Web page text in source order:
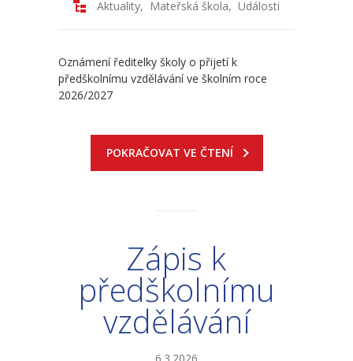
-- Školní řád MŠ
-- Fotogalerie MŠ
-- Aktuality a akce ŠD
-- Organizace školního roku ŠD
-- Fotogalerie ŠD
Jídelna
-- Jídelníček
Aktuality, Mateřská škola, Události
Oznámení ředitelky školy o přijetí k
předškolnímu vzdělávání ve školním roce
2026/2027
POKRAČOVAT VE ČTENÍ
Zápis k
předškolnímu
vzdělávání
6.3.2026